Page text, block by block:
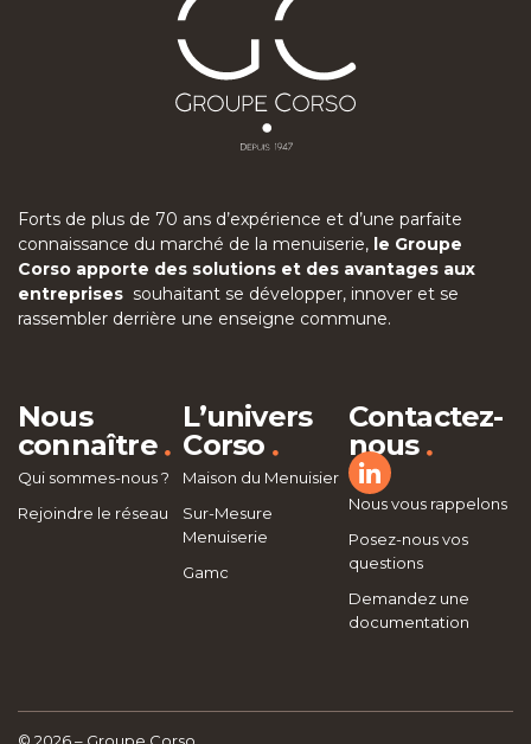
Forts de plus de 70 ans d’expérience et d’une parfaite
connaissance du marché de la menuiserie, le Groupe
Corso apporte des solutions et des avantages aux
entreprises souhaitant se développer, innover et se
rassembler derrière une enseigne commune.
Nous
connaître .
Qui sommes-nous ?
Rejoindre le réseau
L’univers
Corso .
Maison du Menuisier
Sur-Mesure
Menuiserie
Gamc
Contactez-
nous .
Nous vous rappelons
Posez-nous vos
questions
Demandez une
documentation